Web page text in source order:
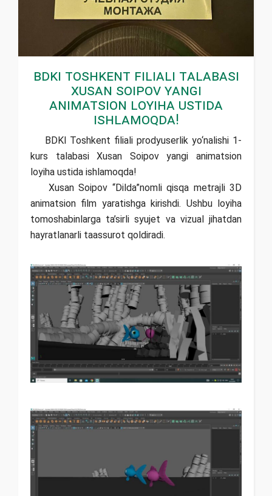
BDKI Toshkent filiali talabasi
Xusan Soipov yangi
animatsion loyiha ustida
ishlamoqda!
BDKI Toshkent filiali prodyuserlik yо‘nalishi 1-
kurs talabasi Xusan Soipov yangi animatsion
loyiha ustida ishlamoqda!
Xusan Soipov “Dilda”nomli qisqa metrajli 3D
animatsion film yaratishga kirishdi. Ushbu loyiha
tomoshabinlarga ta’sirli syujet va vizual jihatdan
hayratlanarli taassurot qoldiradi.